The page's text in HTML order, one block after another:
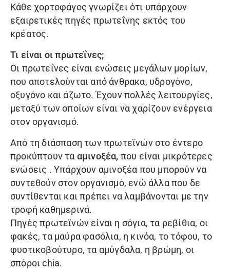
Κάθε χορτοφάγος γνωρίζει ότι υπάρχουν
εξαιρετικές πηγές πρωτεΐνης εκτός του
κρέατος.
Τι είναι οι πρωτεΐνες;
Οι πρωτεΐνες είναι ενώσεις μεγάλων μορίων,
που αποτελούνται από άνθρακα, υδρογόνο,
οξυγόνο και άζωτο. Έχουν πολλές λειτουργίες,
μεταξύ των οποίων είναι να χαρίζουν ενέργεια
στον οργανισμό.
Από τη διάσπαση των πρωτεϊνών στο έντερο
προκύπτουν τα αμινοξέα, που είναι μικρότερες
ενώσεις . Υπάρχουν αμινοξέα που μπορούν να
συντεθούν στον οργανισμό, ενώ άλλα που δε
συντίθενται και πρέπει να λαμβάνονται με την
τροφή καθημερινά.
Πηγές πρωτεϊνών είναι η σόγια, τα ρεβίθια, οι
φακές, τα μαύρα φασόλια, η κινόα, το τόφου, το
φυστικοβούτυρο, τα αμύγδαλα, η βρώμη, οι
σπόροι chia.